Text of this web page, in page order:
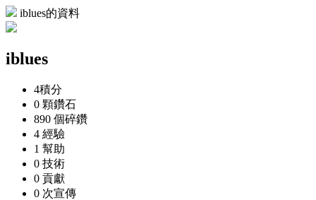
iblues的資料
iblues
4積分
0 顆鑽石
890 個碎鑽
4 經驗
1 幫助
0 技術
0 貢獻
0 次宣傳